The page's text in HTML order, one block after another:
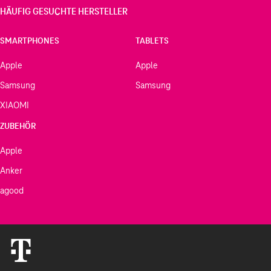
HÄUFIG GESUCHTE HERSTELLER
SMARTPHONES
Apple
Samsung
XIAOMI
TABLETS
Apple
Samsung
ZUBEHÖR
Apple
Anker
agood